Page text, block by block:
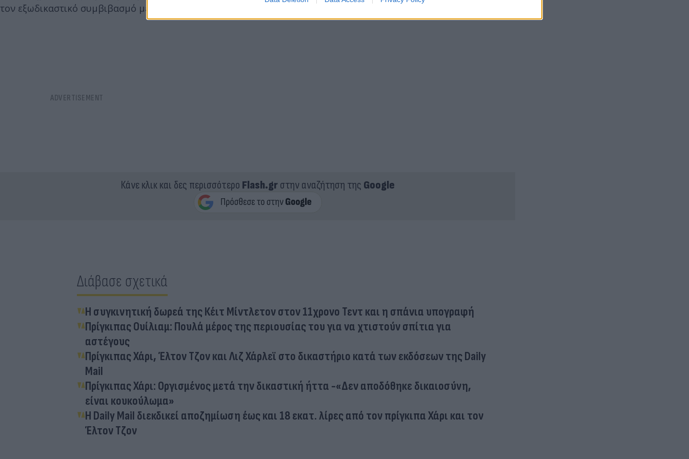
τον εξωδικαστικό συμβιβασμό με τον εκδοτικό όμιλο της εφημερίδας «
Κάνε κλικ και δες περισσότερο Flash.grστην αναζήτηση της Google
Διάβασε σχετικά
Η συγκινητική δωρεά της Κέιτ Μίντλετον στον 11χρονο Τεντ και η σπάνια υπογραφή
Πρίγκιπας Ουίλιαμ: Πουλά μέρος της περιουσίας του για να χτιστούν σπίτια για
αστέγους
Πρίγκιπας Χάρι, Έλτον Τζον και Λιζ Χάρλεϊ στο δικαστήριο κατά των εκδόσεων της Daily
Mail
Πρίγκιπας Χάρι: Οργισμένος μετά την δικαστική ήττα -«Δεν αποδόθηκε δικαιοσύνη,
είναι κουκούλωμα»
Η Daily Mail διεκδικεί αποζημίωση έως και 18 εκατ. λίρες από τον πρίγκιπα Χάρι και τον
Έλτον Τζον